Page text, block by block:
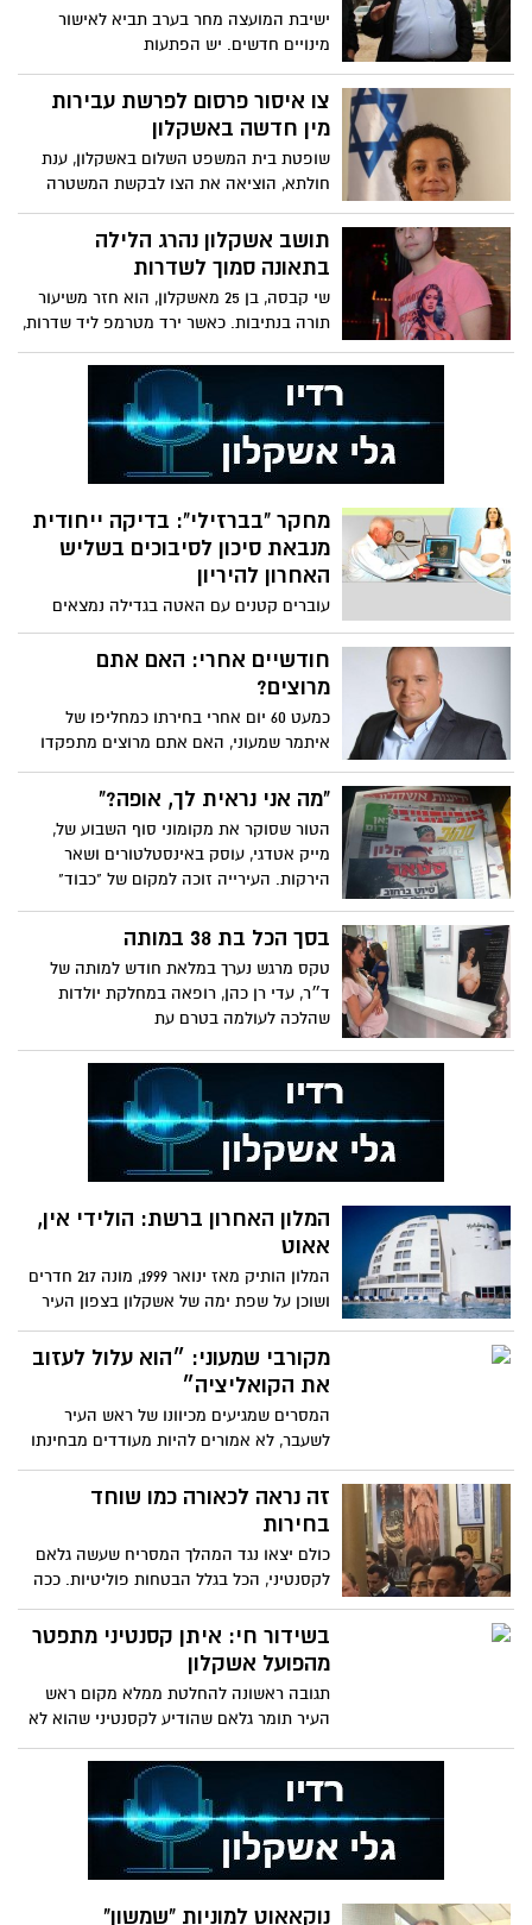
ישיבת המועצה מחר בערב תביא לאישור
מינויים חדשים. יש הפתעות
צו איסור פרסום לפרשת עבירות
מין חדשה באשקלון
שופטת בית המשפט השלום באשקלון, ענת
חולתא, הוציאה את הצו לבקשת המשטרה
החוקרת את הפרשה, עד לתאריך 18/06/17
תושב אשקלון נהרג הלילה
בתאונה סמוך לשדרות
שי קבסה, בן 25 מאשקלון, הוא חזר משיעור
תורה בנתיבות. כאשר ירד מטרמפ ליד שדרות,
עברה במקום משאית וגרמה למותו. לווייתו
תתקיים היום בשעה 14:00 בבית העלמין
הדרומי בתמונה: שי קבסה ז״ל
מחקר "בברזילי": בדיקה ייחודית
מנבאת סיכון לסיבוכים בשליש
האחרון להיריון
עוברים קטנים עם האטה בגדילה נמצאים
בסיכון גבוה לתחלואה ולתמותה במהלך
הלידה ולאחריה. ממחקר חדש עולה כי
ולניתוחים קיסריים לא מתוכננים. עובר עם
תוצאה חיובית בבדיקת CPR נמצא בסיכון של
עקב מצוקה עוברית בלידה. ד"ר אפרים זוהב:
"כאשר הבדיקה חיובית יש לשקול להקדים
באופן יזום את הלידה בכדי להקטין את
הסיכון לעובר"
חודשיים אחרי: האם אתם
מרוצים?
כמעט 60 יום אחרי בחירתו כמחליפו של
איתמר שמעוני, האם אתם מרוצים מתפקדו
של, תומר גלאם
"מה אני נראית לך, אופה?"
הטור שסוקר את מקומוני סוף השבוע של,
מייק אטדגי, עוסק באינסטלטורים ושאר
הירקות. העירייה זוכה למקום של "כבוד"
בסך הכל בת 38 במותה
טקס מרגש נערך במלאת חודש למותה של
ד״ר, עדי רן כהן, רופאה במחלקת יולדות
שהלכה לעולמה בטרם עת
המלון האחרון ברשת: הולידי אין,
אאוט
המלון הותיק מאז ינואר 1999, מונה 217 חדרים
ושוכן על שפת ימה של אשקלון בצפון העיר
מקורבי שמעוני: ״הוא עלול לעזוב
את הקואליציה״
המסרים שמגיעים מכיוונו של ראש העיר
לשעבר, לא אמורים להיות מעודדים מבחינתו
של מחליפו, תומר גלאם. ״הדחת קסנטיני
בניגוד לדעתו של שמעוני, שעשה רבות
לכדורגל בעיר״ הם אומרים
זה נראה לכאורה כמו שוחד
בחירות
כולם יצאו נגד המהלך המסריח שעשה גלאם
לקסנטיני, הכל בגלל הבטחות פוליטיות. ככה
לא בונים מסגרות פוליטיות, ככה מאבדים
אותם והם כמובן, בחסות הרב ברדא גם אם
הוא לא ידע. אלה נציגך כבוד הרב. העמותה
יכולה להפיל את המהלך וכך היא צריכה
לעשות. גם האוהדים יצאו נגד
בשידור חי: איתן קסנטיני מתפטר
מהפועל אשקלון
תגובה ראשונה להחלטת ממלא מקום ראש
העיר תומר גלאם שהודיע לקסנטיני שהוא לא
מעוניין שימשיך בתפקיד יו"ר הפועל אשקלון
נוקאאוט למוניות "שמשון"